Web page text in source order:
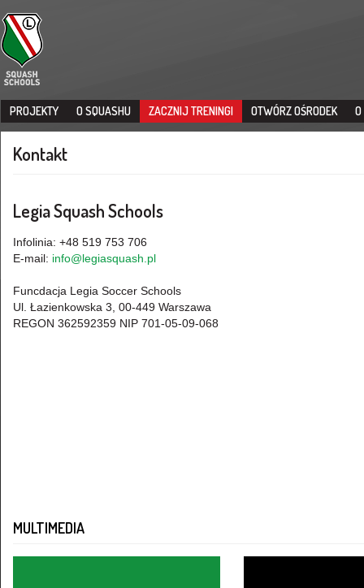
PROJEKTY O SQUASHU ZACZNIJ TRENINGI OTWÓRZ OŚRODEK
Kontakt
Legia Squash Schools
Infolinia: +48 519 753 706
E-mail: info@legiasquash.pl
Funcdacja Legia Soccer Schools
Ul. Łazienkowska 3, 00-449 Warszawa
REGON 362592359 NIP 701-05-09-068
MULTIMEDIA